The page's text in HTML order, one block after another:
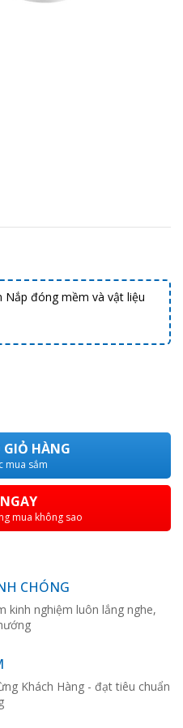
đóng mềm và vật liệu
GIỎ HÀNG
mua sắm
mua không sao
CHÓNG
kinh nghiệm luôn lắng nghe,
Khách Hàng - đạt tiêu chuẩn